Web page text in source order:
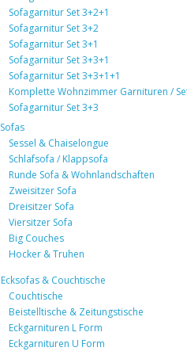
Sofagarnitur Set 3+2+1
Sofagarnitur Set 3+2
Sofagarnitur Set 3+1
Sofagarnitur Set 3+3+1
Sofagarnitur Set 3+3+1+1
Komplette Wohnzimmer Garnituren /
Sofagarnitur Set 3+3
Sofas
Sessel & Chaiselongue
Schlafsofa / Klappsofa
Runde Sofa & Wohnlandschaften
Zweisitzer Sofa
Dreisitzer Sofa
Viersitzer Sofa
Big Couches
Hocker & Truhen
Ecksofas & Couchtische
Couchtische
Beistelltische & Zeitungstische
Eckgarnituren L Form
Eckgarnituren U Form